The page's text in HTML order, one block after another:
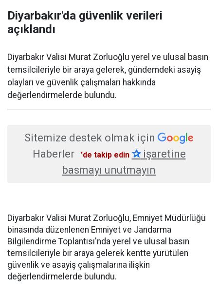
Diyarbakır'da güvenlik verileri
açıklandı
Diyarbakır Valisi Murat Zorluoğlu yerel ve ulusal basın
temsilcileriyle bir araya gelerek, gündemdeki asayiş
olayları ve güvenlik çalışmaları hakkında
değerlendirmelerde bulundu.
Sitemize destek olmak için
Haberler
'de takip edin ✰işaretine
basmayı unutmayın
Diyarbakır Valisi Murat Zorluoğlu, Emniyet Müdürlüğü
binasında düzenlenen Emniyet ve Jandarma
Bilgilendirme Toplantısı'nda yerel ve ulusal basın
temsilcileriyle bir araya gelerek kentte yürütülen
güvenlik ve asayiş çalışmalarına ilişkin
değerlendirmelerde bulundu.